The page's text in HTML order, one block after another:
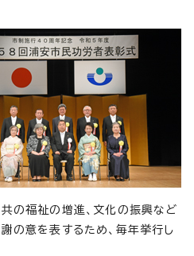
の福祉の増進、文化の振興など
の意を表するため、毎年挙行し